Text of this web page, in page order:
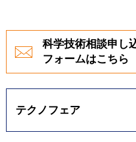
科学技術相談申し
フォームはこちら
テクノフェア